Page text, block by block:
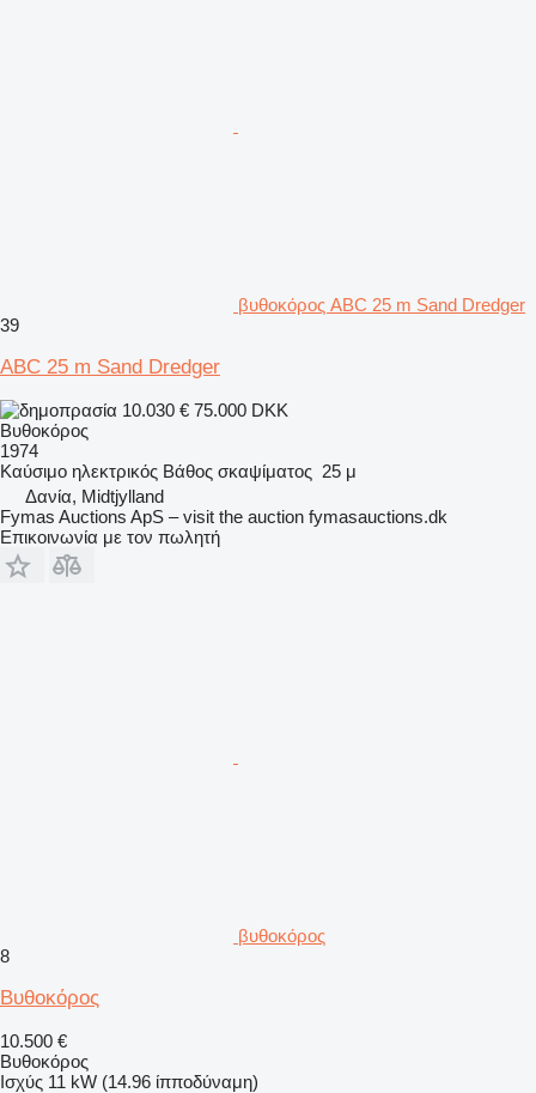
βυθοκόρος ABC 25 m Sand Dredger
39
ABC 25 m Sand Dredger
10.030 € 75.000 DKK
Βυθοκόρος
1974
Καύσιμο ηλεκτρικός Βάθος σκαψίματος 25 μ
Δανία, Midtjylland
Fymas Auctions ApS – visit the auction fymasauctions.dk
Επικοινωνία με τον πωλητή
βυθοκόρος
8
Βυθοκόρος
10.500 €
Βυθοκόρος
Ισχύς 11 kW (14.96 ίπποδύναμη)